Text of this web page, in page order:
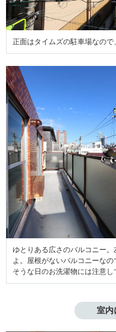
正面はタイムズの駐車場なので
ゆとりある広さのバルコニー
よ。屋根がないバルコニーな
そうな日のお洗濯物には注意し
室内